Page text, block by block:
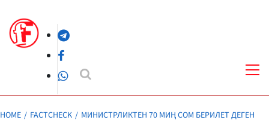
content
Telegram
Facebook
WhatsApp
HOME FACTCHECK
МИНИСТРЛИКТЕН 70 МИҢ СОМ БЕРИЛЕТ ДЕГЕН